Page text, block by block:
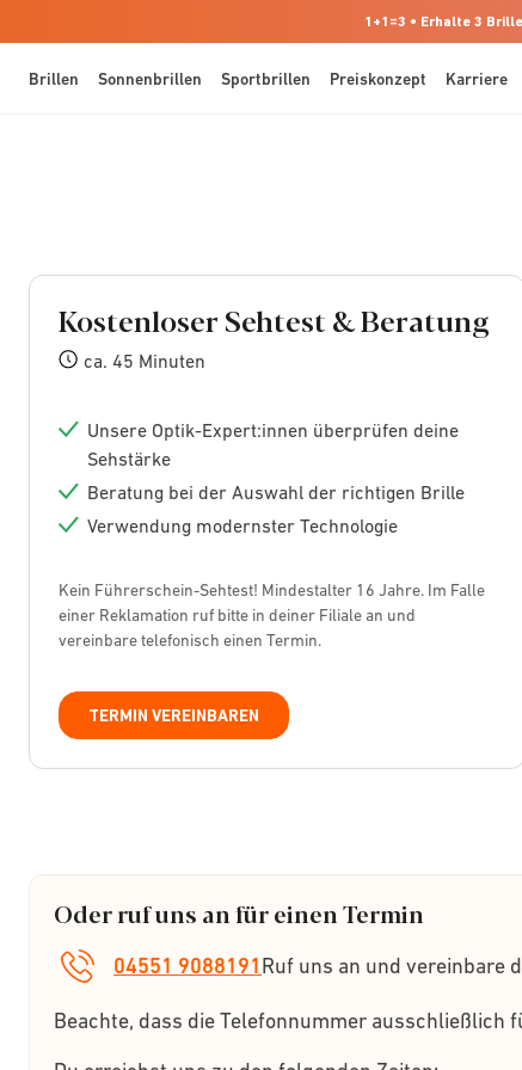
1+1=3 • Erhalte 3
Brillen Sonnenbrillen Sportbrillen Preiskonzept Karriere
Kostenloser Sehtest & Beratung
ca. 45 Minuten
Unsere Optik-Expert:innen überprüfen deine
Sehstärke
Beratung bei der Auswahl der richtigen Brille
Verwendung modernster Technologie
Kein Führerschein-Sehtest! Mindestalter 16 Jahre. Im Falle
einer Reklamation ruf bitte in deiner Filiale an und
vereinbare telefonisch einen Termin.
TERMIN VEREINBAREN
Oder ruf uns an für einen Termin
04551 9088191Ruf uns an und vereinbare
Beachte, dass die Telefonnummer ausschließlich